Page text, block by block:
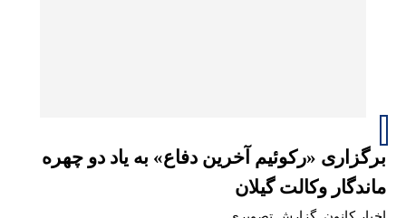
برگزاری «رکوئیم آخرین دفاع» به یاد دو چهره
ماندگار وکالت گیلان